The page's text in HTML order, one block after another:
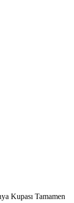
Kupası Tamamen